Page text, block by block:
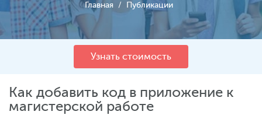
Главная / Публикации
Узнать стоимость
Как добавить код в приложение к
магистерской работе